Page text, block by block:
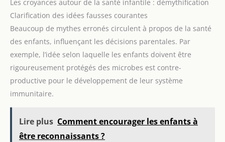
Les croyances autour de la santé infantile : démythification
Clarification des idées fausses courantes
Beaucoup de mythes erronés circulent à propos de la santé
des enfants, influençant les décisions parentales. Par
exemple, l’idée selon laquelle les enfants doivent être
rigoureusement protégés des microbes est contre-
productive pour le développement de leur système
immunitaire.
Lire plus Comment encourager les enfants à
être reconnaissants ?